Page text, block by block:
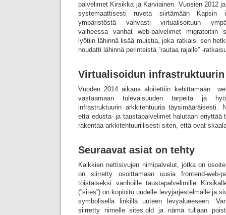
palvelimet Kirsikka ja Karviainen. Vuosien 2012
systemaattisesti ruveta siirtämään Kapsin
ympäristöstä vahvasti virtualisoituun
vaiheessa vanhat web-palvelimet migratoitiin
lyötiin lähinnä lisää muistia, joka ratkaisi sen
noudatti lähinnä perinteistä ”rautaa rajalle” -
Virtualisoidun
Vuoden 2014 aikana aloitettiin kehittämään
vastaamaan tulevaisuuden tarpeita ja
infrastruktuurin arkkitehtuuria täysimääräisesti.
että edusta- ja taustapalvelimet halutaan eriyttää
rakentaa arkkitehtuurillisesti siten, että ovat
Seuraavat asiat on tehty
Kaikkien nettisivujen nimipalvelut, jotka on
on siirretty osoittamaan uusia frontend-web-
toistaiseksi vanhoille taustapalvelimille
(”sites”) on kopioitu uudelle levyjärjestelmälle ja
symbolisella linkillä uuteen levyalueeseen.
siirretty nimelle sites.old ja nämä tullaan